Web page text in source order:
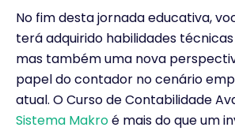
No fim desta jornada educativa,
terá adquirido habilidades
mas também uma nova
papel do contador no cenário
atual. O Curso de Contabilidade
Sistema Makroé mais do que um